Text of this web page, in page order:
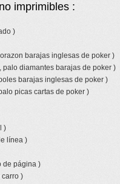
imprimibles :
)
barajas inglesas de poker )
diamantes barajas de poker )
barajas inglesas de poker )
picas cartas de poker )
)
línea )
de página )
carro )